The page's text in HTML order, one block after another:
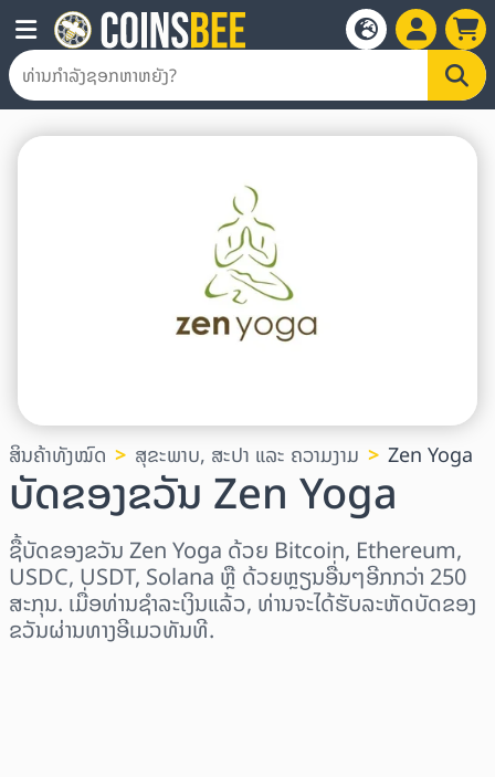
ສິນຄ້າທັງໝົດ ສຸຂະພາບ, ສະປາ ແລະ ຄວາມງາມ Zen Yoga
ບັດຂອງຂວັນ Zen Yoga
ຊື້ບັດຂອງຂວັນ Zen Yoga ດ້ວຍ Bitcoin, Ethereum,
USDC, USDT, Solana ຫຼື ດ້ວຍຫຼຽນອື່ນໆອີກກວ່າ 250
ສະກຸນ. ເມື່ອທ່ານຊຳລະເງິນແລ້ວ, ທ່ານຈະໄດ້ຮັບລະຫັດບັດຂອງ
ຂວັນຜ່ານທາງອີເມວທັນທີ.